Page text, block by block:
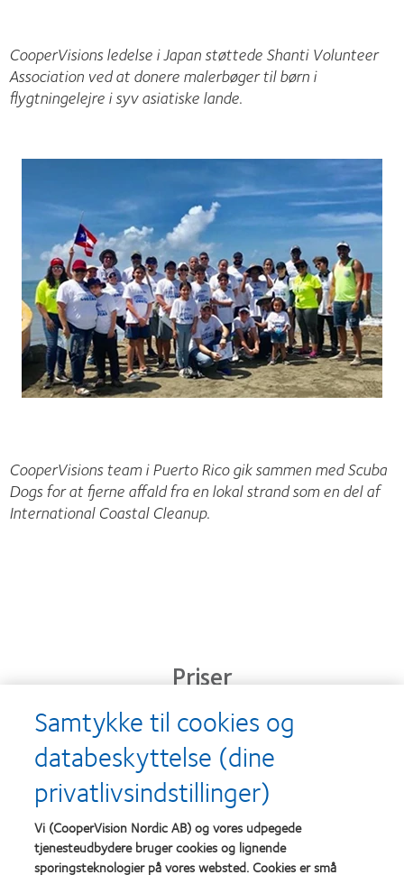
CooperVisions ledelse i Japan støttede Shanti Volunteer
Association ved at donere malerbøger til børn i
flygtningelejre i syv asiatiske lande.
CooperVisions team i Puerto Rico gik sammen med Scuba
Dogs for at fjerne affald fra en lokal strand som en del af
International Coastal Cleanup.
Priser
Learn
more
about
Prisen
Silmo
d’Or
for
bedste
Learn
more
about
Contact
Product
of
the
Learn Learn
Samtykke til cookies og
databeskyttelse (dine
privatlivsindstillinger)
Vi (CooperVision Nordic AB) og vores udpegede
tjenesteudbydere bruger cookies og lignende
sporingsteknologier på vores websted. Cookies er små